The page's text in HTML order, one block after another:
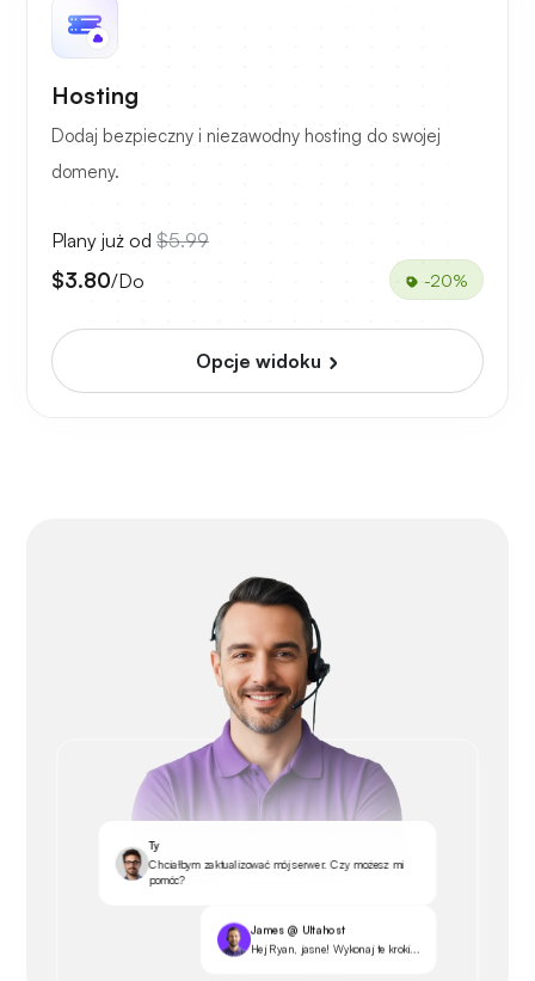
Hosting
Dodaj bezpieczny i niezawodny hosting do swojej
domeny.
Plany już od $5.99
$3.80/Do -20%
Opcje widoku
Ty
Chciałbym zaktualizować mój serwer. Czy możesz mi
pomóc?
James @ Ultahost
Hej Ryan, jasne! Wykonaj te kroki...